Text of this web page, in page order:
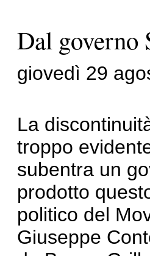
Dal
giovedì 29
La
troppo
subentra un
prodotto
politico del
Giuseppe